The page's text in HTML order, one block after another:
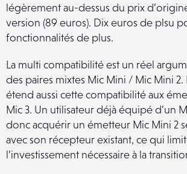
légèrement au-dessus du prix
version (89 euros). Dix euros de plsu
fonctionnalités de plus.
La multi compatibilité est un réel
des paires mixtes Mic Mini / Mic Mini
étend aussi cette compatibilité aux
Mic 3. Un utilisateur déjà équipé d’un
donc acquérir un émetteur Mic Mini 2
avec son récepteur existant, ce qui
l’investissement nécessaire à la